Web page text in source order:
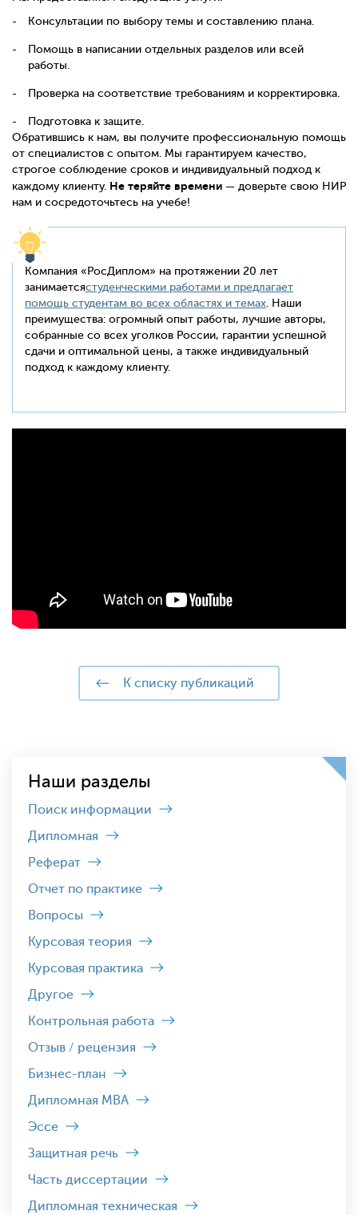
Консультации по выбору темы и составлению плана.
Помощь в написании отдельных разделов или всей
работы.
Проверка на соответствие требованиям и корректировка.
Подготовка к защите.
Обратившись к нам, вы получите профессиональную помощь
от специалистов с опытом. Мы гарантируем качество,
строгое соблюдение сроков и индивидуальный подход к
каждому клиенту. Не теряйте времени — доверьте свою НИР
нам и сосредоточьтесь на учебе!
Компания «РосДиплом» на протяжении 20 лет
занимаетсястуденческими работами и предлагает
помощь студентам во всех областях и темах. Наши
преимущества: огромный опыт работы, лучшие авторы,
собранные со всех уголков России, гарантии успешной
сдачи и оптимальной цены, а также индивидуальный
подход к каждому клиенту.
к списку публикаций
Наши разделы
Поиск информации
Дипломная
Реферат
Отчет по практике
Вопросы
Курсовая теория
Курсовая практика
Другое
Контрольная работа
Отзыв / рецензия
Бизнес-план
Дипломная MBA
Эссе
Защитная речь
Часть диссертации
Дипломная техническая